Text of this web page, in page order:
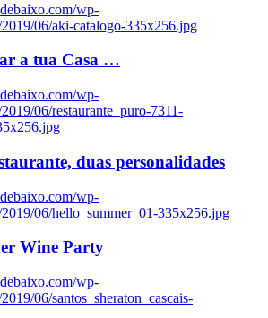
wp-
06/aki-catalogo-335x256.jpg
a tua Casa …
wp-
06/restaurante_puro-7311-
duas personalidades
wp-
06/hello_summer_01-335x256.jpg
Wine Party
wp-
06/santos_sheraton_cascais-